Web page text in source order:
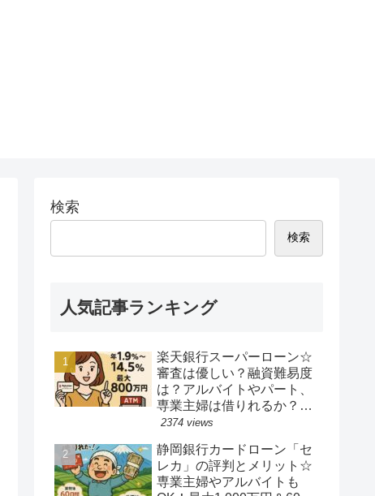
検索
検索
人気記事ランキング
楽天銀行スーパーローン☆
審査は優しい？融資難易度
は？アルバイトやパート、
専業主婦は借りれるか？他
社キャッシングの借り入れ
とめ融資は可能か？
2374 views
静岡銀行カードローン「セ
レカ」の評判とメリット☆
専業主婦やアルバイトも